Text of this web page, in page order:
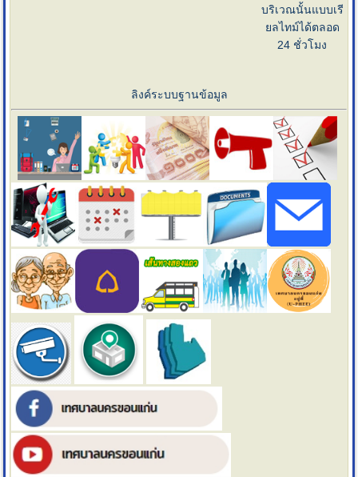
บริเวณนั้นแบบเรี
ยลไทม์ได้ตลอด
24 ชั่วโมง
ลิงค์ระบบฐานข้อมูล